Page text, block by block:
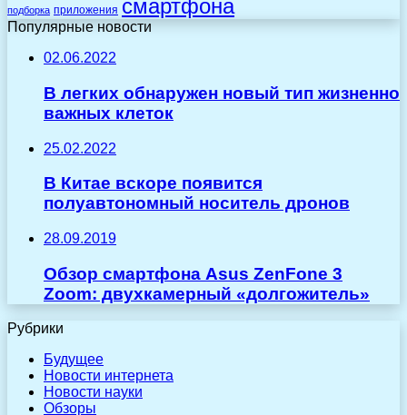
подборка приложения смартфона
Популярные новости
02.06.2022
В легких обнаружен новый тип жизненно
важных клеток
25.02.2022
В Китае вскоре появится
полуавтономный носитель дронов
28.09.2019
Обзор смартфона Asus ZenFone 3
Zoom: двухкамерный «долгожитель»
Рубрики
Будущее
Новости интернета
Новости науки
Обзоры